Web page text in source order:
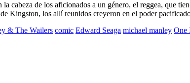
cabeza de los aficionados a un género, el reggea, que
Kingston, los allí reunidos creyeron en el poder
& The Wailers comic Edward Seaga michael manley One